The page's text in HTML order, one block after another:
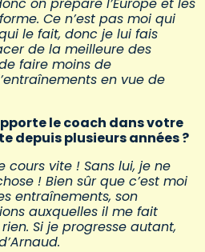
Ce n’est pas moi qui
le fait, donc je lui fais
de la meilleure des
faire moins de
en vue de
le coach dans votre
depuis plusieurs années ?
cours vite ! Sans lui, je ne
! Bien sûr que c’est moi
entraînements, son
auxquelles il me fait
Si je progresse autant,